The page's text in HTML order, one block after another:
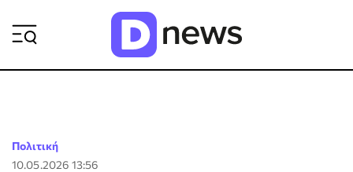
Πολιτική
10.05.2026 13:56